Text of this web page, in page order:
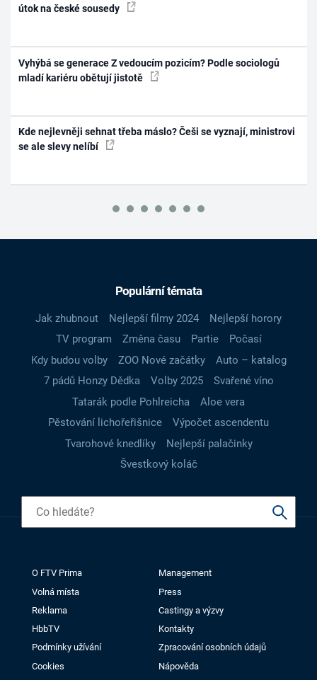
útok na české sousedy
Vyhýbá se generace Z vedoucím pozicím? Podle sociologů
mladí kariéru obětují jistotě
Kde nejlevněji sehnat třeba máslo? Češi se vyznají, ministrovi
se ale slevy nelíbí
Populární témata
Jak zhubnout Nejlepší filmy 2024
Nejlepší horory
TV program
Změna času Partie
Počasí
Kdy budou volby
ZOO Nové začátky
Auto – katalog
7 pádů Honzy Dědka
Volby 2025
Svařené víno
Tatarák podle Pohlreicha
Aloe vera
Pěstování lichořeřišnice
Výpočet ascendentu
Tvarohové knedlíky
Nejlepší palačinky
Švestkový koláč
O FTV Prima
Management
Volná místa
Press
Reklama
Castingy a výzvy
HbbTV
Kontakty
Podmínky užívání
Zpracování osobních údajů
Cookies
Nápověda